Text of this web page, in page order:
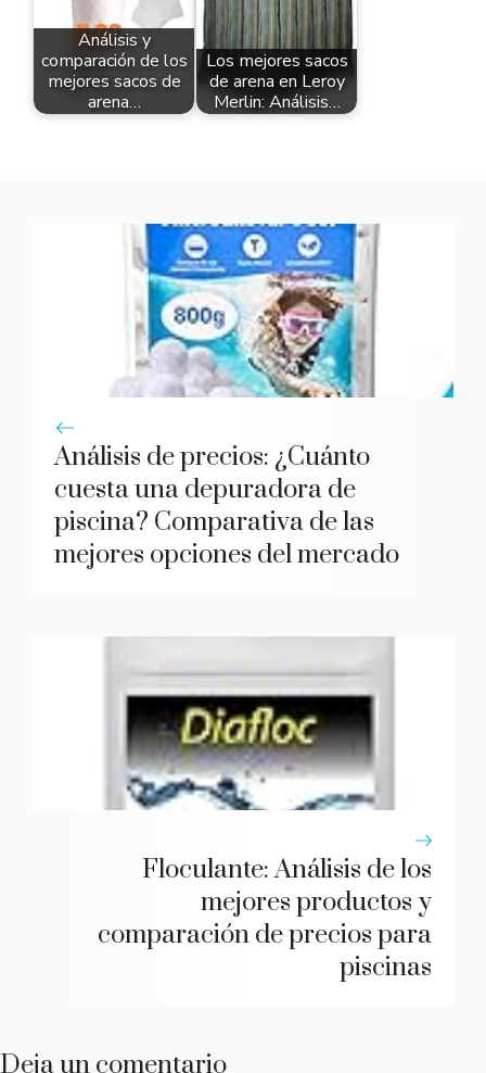
Análisis y
comparación de los
mejores sacos de
arena…
Los mejores sacos
de arena en Leroy
Merlin: Análisis…
Análisis de precios: ¿Cuánto
cuesta una depuradora de
piscina? Comparativa de las
mejores opciones del mercado
Floculante: Análisis de los
mejores productos y
comparación de precios para
piscinas
Deja un comentario